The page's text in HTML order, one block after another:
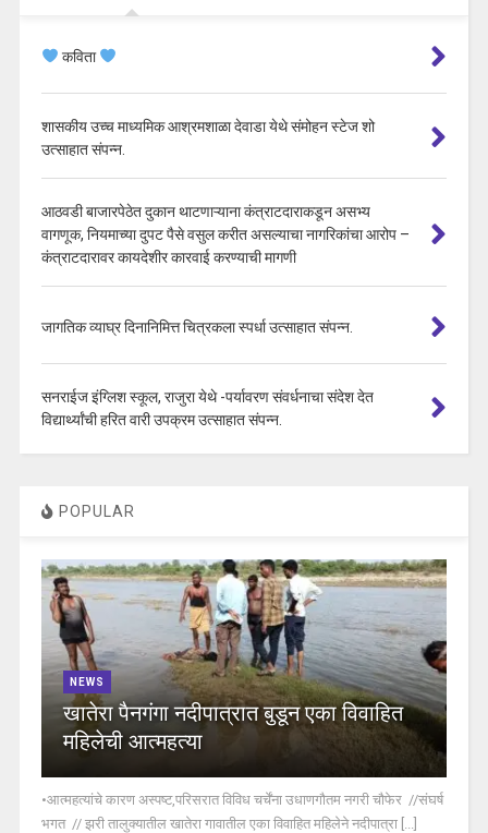
कविता
शासकीय उच्च माध्यमिक आश्रमशाळा देवाडा येथे संमोहन स्टेज शो
उत्साहात संपन्न.
आठवडी बाजारपेठेत दुकान थाटणाऱ्याना कंत्राटदाराकडून असभ्य
वागणूक, नियमाच्या दुपट पैसे वसुल करीत असल्याचा नागरिकांचा आरोप –
कंत्राटदारावर कायदेशीर कारवाई करण्याची मागणी
जागतिक व्याघ्र दिनानिमित्त चित्रकला स्पर्धा उत्साहात संपन्न.
सनराईज इंग्लिश स्कूल, राजुरा येथे -पर्यावरण संवर्धनाचा संदेश देत
विद्यार्थ्यांची हरित वारी उपक्रम उत्साहात संपन्न.
POPULAR
NEWS
खातेरा पैनगंगा नदीपात्रात बुडून एका विवाहित
महिलेची आत्महत्या
•आत्महत्यांचे कारण अस्पष्ट,परिसरात विविध चर्चेंना उधाणगौतम नगरी चौफेर //संघर्ष
भगत // झरी तालुक्यातील खातेरा गावातील एका विवाहित महिलेने नदीपात्रा [...]